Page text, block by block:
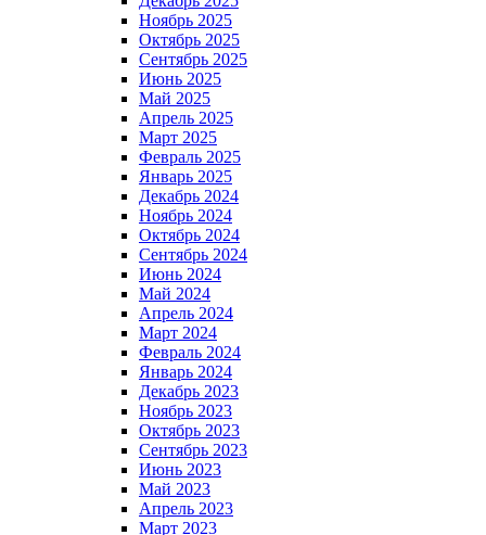
Ноябрь 2025
Октябрь 2025
Сентябрь 2025
Июнь 2025
Май 2025
Апрель 2025
Март 2025
Февраль 2025
Январь 2025
Декабрь 2024
Ноябрь 2024
Октябрь 2024
Сентябрь 2024
Июнь 2024
Май 2024
Апрель 2024
Март 2024
Февраль 2024
Январь 2024
Декабрь 2023
Ноябрь 2023
Октябрь 2023
Сентябрь 2023
Июнь 2023
Май 2023
Апрель 2023
Март 2023